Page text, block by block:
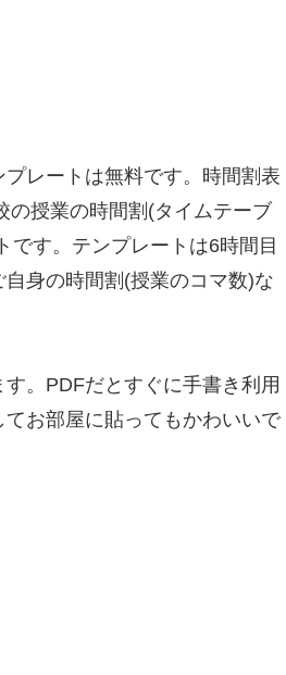
レートは無料です。時間割表
の授業の時間割(タイムテーブ
です。テンプレートは6時間目
身の時間割(授業のコマ数)な
。PDFだとすぐに手書き利用
お部屋に貼ってもかわいいで